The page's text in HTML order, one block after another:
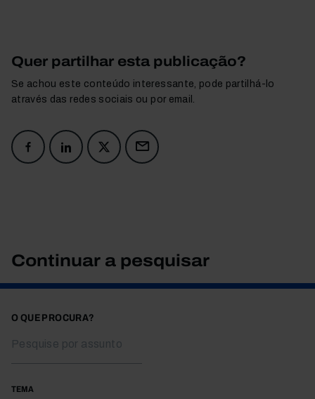
Quer partilhar esta publicação?
Se achou este conteúdo interessante, pode partilhá-lo
através das redes sociais ou por email.
Continuar a pesquisar
O QUE PROCURA?
TEMA